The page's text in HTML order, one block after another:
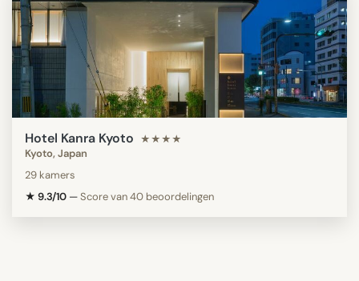
Hotel Kanra Kyoto ★★★★
Kyoto, Japan
29 kamers
★ 9.3/10 —Score van 40 beoordelingen